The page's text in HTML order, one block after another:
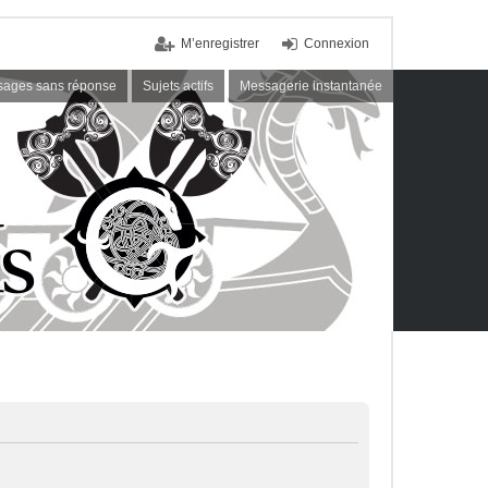
Connexion
M’enregistrer
sans réponse Sujets actifs Messagerie instantanée